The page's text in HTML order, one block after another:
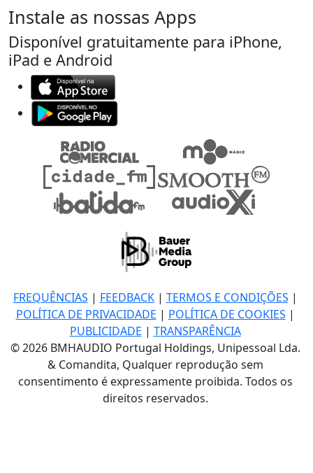
Instale as nossas Apps
Disponível gratuitamente para iPhone,
iPad e Android
FREQUÊNCIAS | FEEDBACK| TERMOS E CONDIÇÕES |
POLÍTICA DE PRIVACIDADE | POLÍTICA DE COOKIES |
PUBLICIDADE | TRANSPARÊNCIA
© 2026 BMHAUDIO Portugal Holdings, Unipessoal Lda.
& Comandita, Qualquer reprodução sem
consentimento é expressamente proibida. Todos os
direitos reservados.